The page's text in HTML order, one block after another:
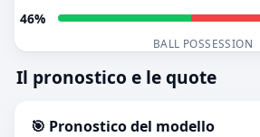
46%
BALL POSSESSION
Il pronostico e le quote
🎯 Pronostico del modello